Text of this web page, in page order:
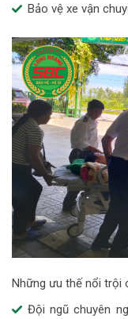
Bảo vệ xe vận
Những ưu thế nổi trội
Đội ngũ chuyên